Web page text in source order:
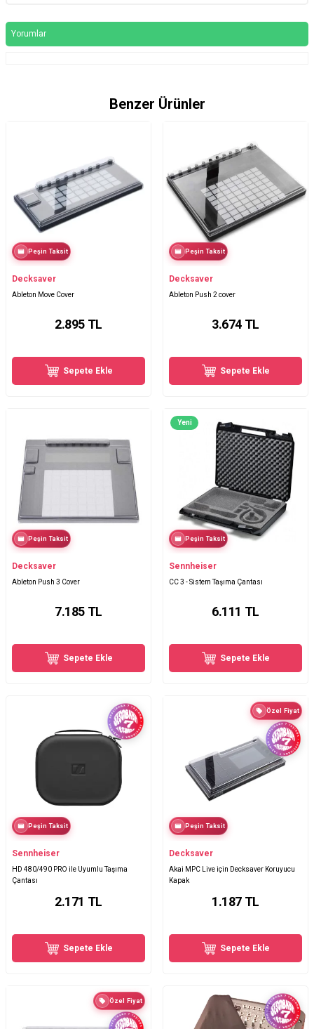
Yorumlar
Benzer Ürünler
Peşin Taksit
Decksaver
Ableton Move Cover
2.895 TL
Sepete Ekle
Peşin Taksit
Decksaver
Ableton Push 2 cover
3.674 TL
Sepete Ekle
Peşin Taksit
Decksaver
Ableton Push 3 Cover
7.185 TL
Sepete Ekle
Yeni
Peşin Taksit
Sennheiser
CC 3 - Sistem Taşıma Çantası
6.111 TL
Sepete Ekle
Peşin Taksit
Sennheiser
HD 480/490 PRO ile Uyumlu Taşıma
Çantası
2.171 TL
Sepete Ekle
Özel Fiyat
Peşin Taksit
Decksaver
Akai MPC Live için Decksaver Koruyucu
Kapak
1.187 TL
Sepete Ekle
Özel Fiyat